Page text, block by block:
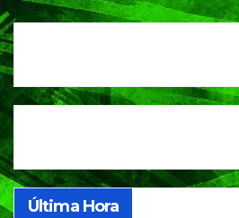
entradas
Última Hora